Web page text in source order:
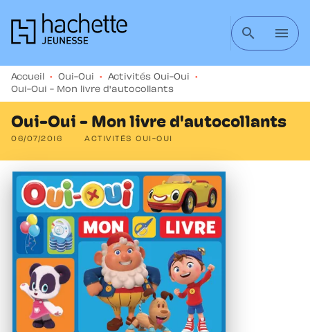
MENU RECHERCHE CONTENU
search menu
Accueil • Oui-Oui • Activités Oui-Oui
•
Oui-Oui - Mon livre d'autocollants
Oui-Oui - Mon livre d'autocollants
06/07/2016 ACTIVITÉS OUI-OUI